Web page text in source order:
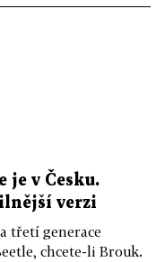
je v Česku.
verzi
třetí generace
chcete-li Brouk.